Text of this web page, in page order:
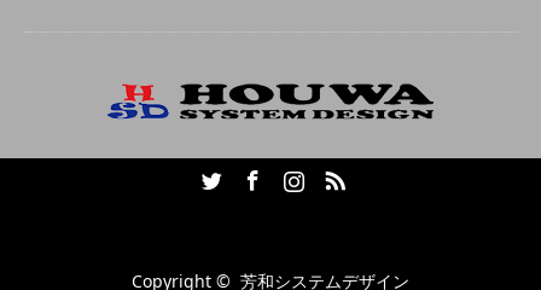
Copyright © 芳和システムデザイン